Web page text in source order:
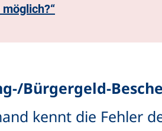
Bürgergeld-
kennt die Fehler